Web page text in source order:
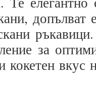
допълват
за
кокетен вкус